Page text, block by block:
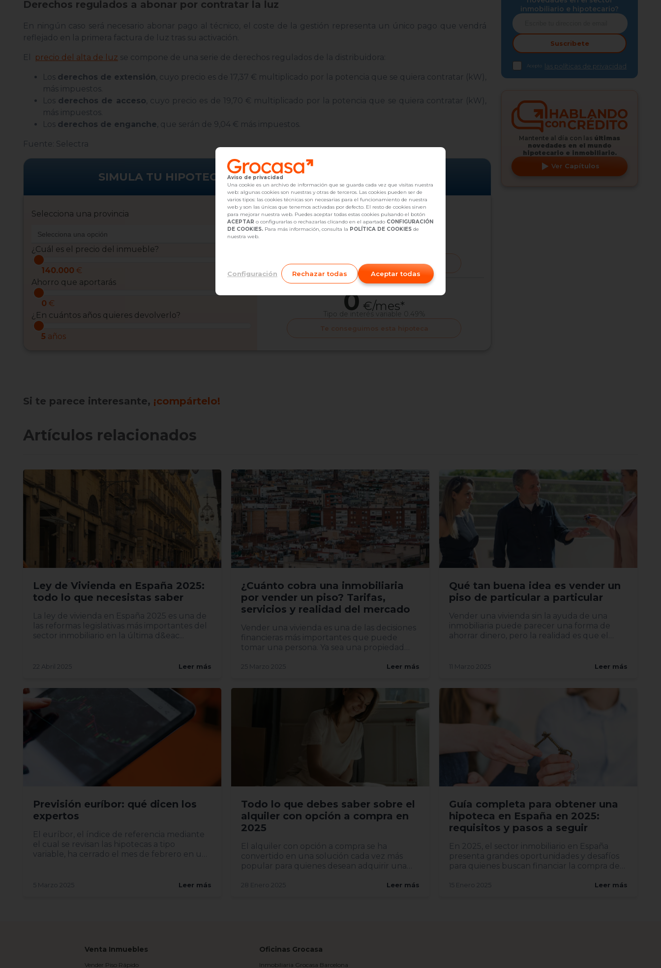
Derechos regulados a abonar por contratar la luz
En ningún caso será necesario abonar pago al técnico, el coste de la gestión representa un único pago que vendrá
reflejado en la primera factura de luz tras su activación.
El precio del alta de luz se compone de una serie de derechos regulados de la distribuidora:
Los derechos de extensión, cuyo precio es de 17,37 € multiplicado por la potencia que se quiera contratar (kW),
más impuestos.
Los derechos de acceso, cuyo precio es de 19,70 € multiplicado por la potencia que se quiera contratar (kW),
más impuestos.
Los derechos de enganche, que serán de 9,04 € más impuestos.
Fuente: Selectra
SIMULA TU HIPOTECA AQUÍ GRATIS Y SIN COMPROMISO
Selecciona una provincia
¿Cuál es el precio del inmueble?
140.000 €
Ahorro que aportarás
0 €
¿En cuántos años quieres devolverlo?
5 años
Importe de la Hipoteca:0 €
CuotaFija
0
Te conseguimos esta hipoteca
CuotaVariable
0 €/mes*
Tipo de interés variable 0.49%
Te conseguimos esta hipoteca
inmobiliario e hipotecario?
Suscribete
Acepto las políticas de privacidad
Mantente al día con las últimas
novedades en el mundo
hipotecario e inmobiliario.
Ver Capítulos
Si te parece interesante, ¡compártelo!
Artículos relacionados
Ley de Vivienda en España 2025:
todo lo que necesistas saber
La ley de vivienda en España 2025 es una de
las reformas legislativas más importantes del
sector inmobiliario en la última d&eac...
22 Abril 2025 Leer más
¿Cuánto cobra una inmobiliaria
por vender un piso? Tarifas,
servicios y realidad del mercado
Vender una vivienda es una de las decisiones
financieras más importantes que puede
tomar una persona. Ya sea una propiedad
25 Marzo 2025 Leer más
Qué tan buena idea es vender un
piso de particular a particular
Vender una vivienda sin la ayuda de una
inmobiliaria puede parecer una forma de
ahorrar dinero, pero la realidad es que el
11 Marzo 2025 Leer más
Previsión euríbor: qué dicen los
expertos
El euríbor, el índice de referencia mediante
el cual se revisan las hipotecas a tipo
variable, ha cerrado el mes de febrero en un
5 Marzo 2025 Leer más
Todo lo que debes saber sobre el
alquiler con opción a compra en
2025
El alquiler con opción a compra se ha
convertido en una solución cada vez más
popular para quienes desean adquirir una
28 Enero 2025 Leer más
Guía completa para obtener una
hipoteca en España en 2025:
requisitos y pasos a seguir
En 2025, el sector inmobiliario en España
presenta grandes oportunidades y desafíos
para quienes buscan financiar la compra de
15 Enero 2025 Leer más
Venta Inmuebles
Vender Piso Rápido
Oficinas Grocasa
Inmobiliaria Grocasa Barcelona
Aviso de privacidad
Una cookie es un archivo de información que se guarda cada vez que visitas nuestra
web: algunas cookies son nuestras y otras de terceros. Las cookies pueden ser de
varios tipos: las cookies técnicas son necesarias para el funcionamiento de nuestra
web y son las únicas que tenemos activadas por defecto. El resto de cookies sirven
para mejorar nuestra web. Puedes aceptar todas estas cookies pulsando el botón
ACEPTAR o configurarlas o rechazarlas clicando en el apartado CONFIGURACIÓN
DE COOKIES. Para más información, consulta la POLÍTICA DE COOKIES de
nuestra web.
Configuración Rechazar todas Aceptar todas